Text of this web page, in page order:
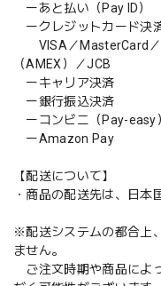
ーあと払い（Pay ID）
ークレジットカード決
VISA／MasterCard／
（AMEX）／JCB
ーキャリア決済
ー銀行振込決済
ーコンビニ（Pay-easy
ーAmazon Pay
【配送について】
・商品の配送先は、日本
※配送システムの都合上
ません。
ご注文時期や商品によ